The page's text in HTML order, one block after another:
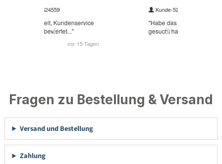
Fragen zu Bestellung & Versand
Versand und Bestellung
Zahlung